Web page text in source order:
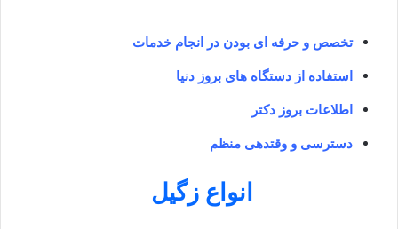
تخصص و حرفه ای بودن در انجام خدمات
استفاده از دستگاه های بروز دنیا
اطلاعات بروز دکتر
دسترسی و وقتدهی منظم
انواع زگیل